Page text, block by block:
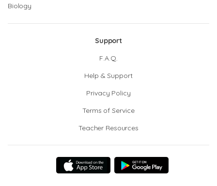
Biology
Support
F.A.Q.
Help & Support
Privacy Policy
Terms of Service
Teacher Resources